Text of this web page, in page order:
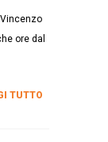
ore dal
TUTTO